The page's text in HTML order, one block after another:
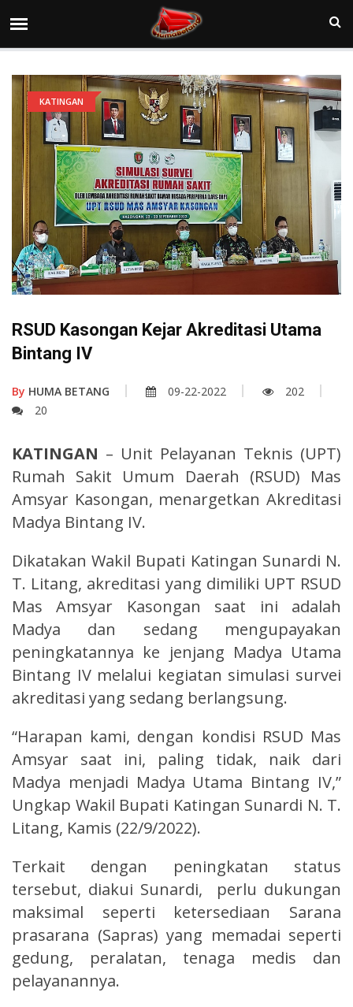
KATINGAN
RSUD Kasongan Kejar Akreditasi Utama
Bintang IV
By HUMA BETANG 09-22-2022
202
20
KATINGAN – Unit Pelayanan Teknis (UPT)
Rumah Sakit Umum Daerah (RSUD) Mas
Amsyar Kasongan, menargetkan Akreditasi
Madya Bintang IV.
Dikatakan Wakil Bupati Katingan Sunardi N.
T. Litang, akreditasi yang dimiliki UPT RSUD
Mas Amsyar Kasongan saat ini adalah
Madya dan sedang mengupayakan
peningkatannya ke jenjang Madya Utama
Bintang IV melalui kegiatan simulasi survei
akreditasi yang sedang berlangsung.
“Harapan kami, dengan kondisi RSUD Mas
Amsyar saat ini, paling tidak, naik dari
Madya menjadi Madya Utama Bintang IV,”
Ungkap Wakil Bupati Katingan Sunardi N. T.
Litang, Kamis (22/9/2022).
Terkait dengan peningkatan status
tersebut, diakui Sunardi, perlu dukungan
maksimal seperti ketersediaan Sarana
prasarana (Sapras) yang memadai seperti
gedung, peralatan, tenaga medis dan
pelayanannya.